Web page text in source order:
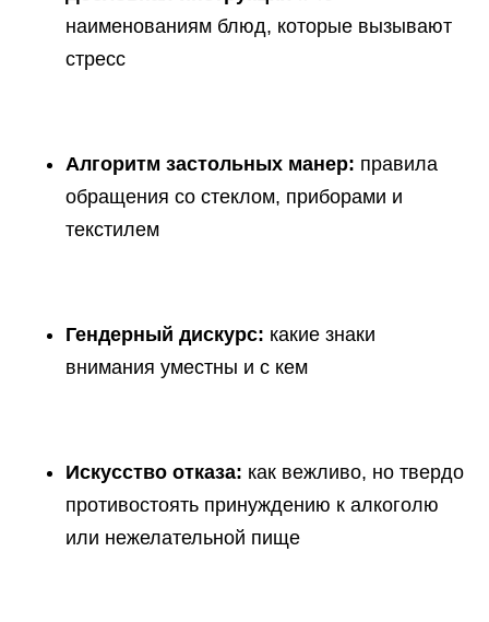
наименованиям блюд, которые вызывают
стресс
Алгоритм застольных манер: правила
обращения со стеклом, приборами и
текстилем
Гендерный дискурс: какие знаки
внимания уместны и с кем
Искусство отказа: как вежливо, но твердо
противостоять принуждению к алкоголю
или нежелательной пище